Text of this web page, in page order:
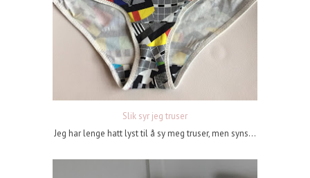
Slik syr jeg truser
Jeg har lenge hatt lyst til å sy meg truser, men syns...